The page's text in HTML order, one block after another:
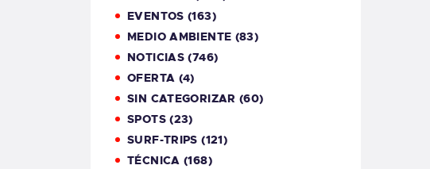
EVENTOS (163)
MEDIO AMBIENTE (83)
NOTICIAS (746)
OFERTA (4)
SIN CATEGORIZAR (60)
SPOTS(23)
SURF-TRIPS (121)
TÉCNICA (168)